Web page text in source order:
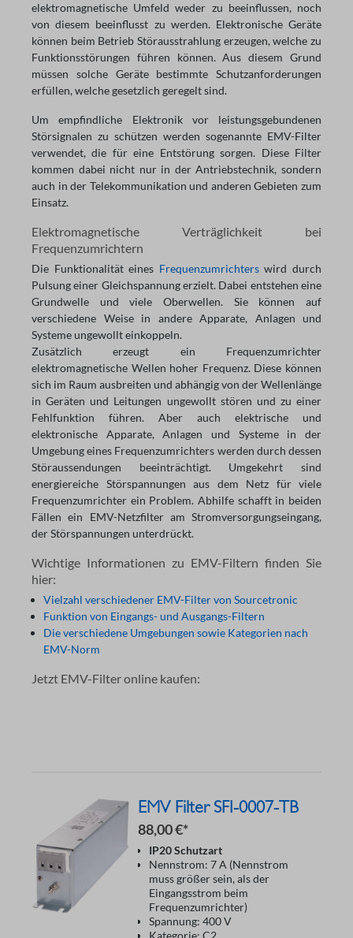
elektromagnetische Umfeld weder zu beeinflussen, noch
von diesem beeinflusst zu werden. Elektronische Geräte
können beim Betrieb Störausstrahlung erzeugen, welche zu
Funktionsstörungen führen können. Aus diesem Grund
müssen solche Geräte bestimmte Schutzanforderungen
erfüllen, welche gesetzlich geregelt sind.
Um empfindliche Elektronik vor leistungsgebundenen
Störsignalen zu schützen werden sogenannte EMV-Filter
verwendet, die für eine Entstörung sorgen. Diese Filter
kommen dabei nicht nur in der Antriebstechnik, sondern
auch in der Telekommunikation und anderen Gebieten zum
Einsatz.
Elektromagnetische Verträglichkeit bei
Frequenzumrichtern
Die Funktionalität eines Frequenzumrichterswird durch
Pulsung einer Gleichspannung erzielt. Dabei entstehen eine
Grundwelle und viele Oberwellen. Sie können auf
verschiedene Weise in andere Apparate, Anlagen und
Systeme ungewollt einkoppeln.
Zusätzlich erzeugt ein Frequenzumrichter
elektromagnetische Wellen hoher Frequenz. Diese können
sich im Raum ausbreiten und abhängig von der Wellenlänge
in Geräten und Leitungen ungewollt stören und zu einer
Fehlfunktion führen. Aber auch elektrische und
elektronische Apparate, Anlagen und Systeme in der
Umgebung eines Frequenzumrichters werden durch dessen
Störaussendungen beeinträchtigt. Umgekehrt sind
energiereiche Störspannungen aus dem Netz für viele
Frequenzumrichter ein Problem. Abhilfe schafft in beiden
Fällen ein EMV-Netzfilter am Stromversorgungseingang,
der Störspannungen unterdrückt.
Wichtige Informationen zu EMV-Filtern finden Sie
hier:
Vielzahl verschiedener EMV-Filter von Sourcetronic
Funktion von Eingangs- und Ausgangs-Filtern
Die verschiedene Umgebungen sowie Kategorien nach
EMV-Norm
Jetzt EMV-Filter online kaufen:
EMV Filter SFI-0007-TB
88,00 €*
IP20 Schutzart
Nennstrom: 7 A (Nennstrom
muss größer sein, als der
Eingangsstrom beim
Frequenzumrichter)
Spannung: 400 V
Kategorie: C2